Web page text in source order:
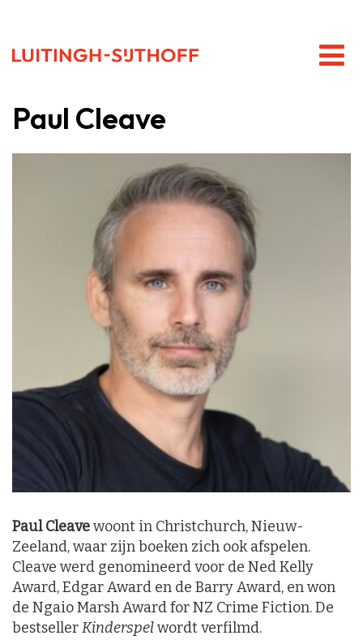
Paul Cleave
Paul Cleavewoont in Christchurch, Nieuw-
Zeeland, waar zijn boeken zich ook afspelen.
Cleave werd genomineerd voor de Ned Kelly
Award, Edgar Award en de Barry Award, en won
de Ngaio Marsh Award for NZ Crime Fiction. De
bestsellerKinderspelwordt verfilmd.